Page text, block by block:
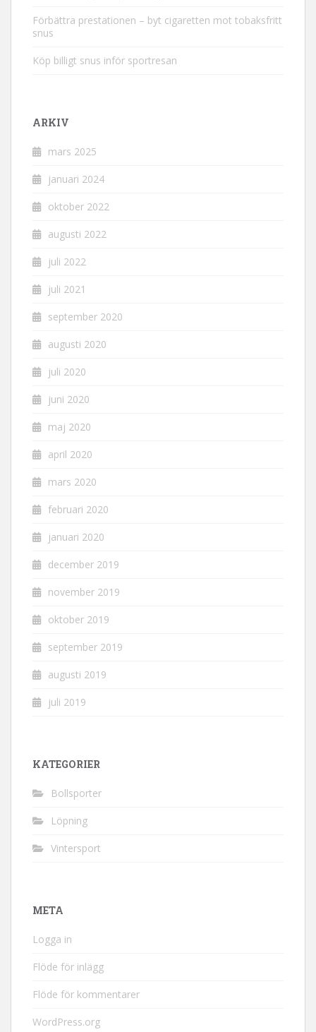
Förbättra prestationen – byt cigaretten mot tobaksfritt
snus
Köp billigt snus inför sportresan
ARKIV
mars 2025
januari 2024
oktober 2022
augusti 2022
juli 2022
juli 2021
september 2020
augusti 2020
juli 2020
juni 2020
maj 2020
april 2020
mars 2020
februari 2020
januari 2020
december 2019
november 2019
oktober 2019
september 2019
augusti 2019
juli 2019
KATEGORIER
Bollsporter
Löpning
Vintersport
META
Logga in
Flöde för inlägg
Flöde för kommentarer
WordPress.org